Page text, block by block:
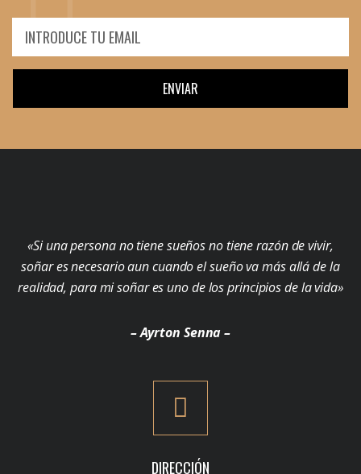
ENVIAR
«Si una persona no tiene sueños no tiene razón de vivir,
soñar es necesario aun cuando el sueño va más allá de la
realidad, para mi soñar es uno de los principios de la vida»
– Ayrton Senna –
DIRECCIÓN